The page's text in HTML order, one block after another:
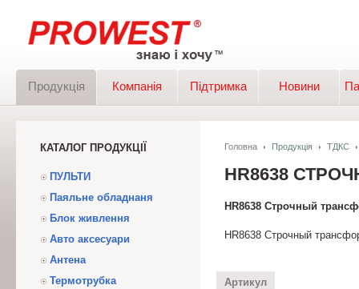
Продукція Компанія Підтримка Новини
КАТАЛОГ ПРОДУКЦІЇ
ПУЛЬТИ
Паяльне обладнаня
Блок живлення
Авто аксесуари
Антена
Термотрубка
Головна Продукція ТДКС
HR8638
HR8638 Строчный
HR8638 Строчный
Артикул